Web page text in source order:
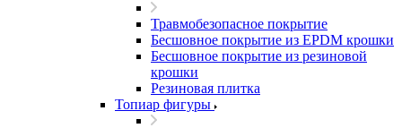
Травмобезопасное покрытие
Бесшовное покрытие из EPDM крошки
Бесшовное покрытие из резиновой
крошки
Резиновая плитка
Топиар фигуры